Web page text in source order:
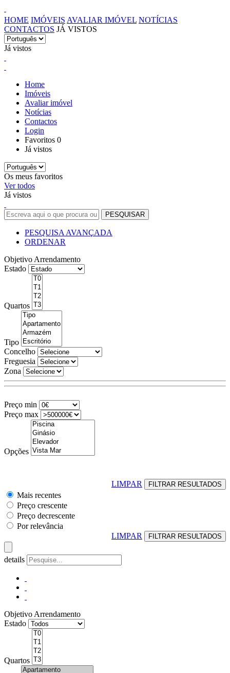
HOME IMÓVEIS AVALIAR IMÓVEL NOTÍCIAS
CONTACTOS JÁ VISTOS
Já vistos
Home
Imóveis
Avaliar imóvel
Notícias
Contactos
Login
Favoritos 0
Já vistos
Os meus favoritos
Ver todos
Já vistos
PESQUISA AVANÇADA
ORDENAR
Objetivo Arrendamento
Estado
Quartos
Tipo
Concelho
Freguesia
Zona
Preço min
Preço max
Opções
LIMPAR
Mais recentes
Preço crescente
Preço decrescente
Por relevância
LIMPAR
details
Objetivo Arrendamento
Estado
Quartos